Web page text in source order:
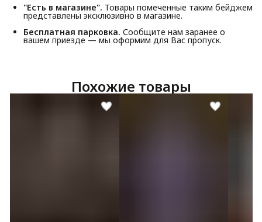
"Есть в магазине". Товары помеченные таким бейджем
представлены эксклюзивно в магазине.
Бесплатная парковка. Сообщите нам заранее о
вашем приезде — мы оформим для Вас пропуск.
Похожие товары